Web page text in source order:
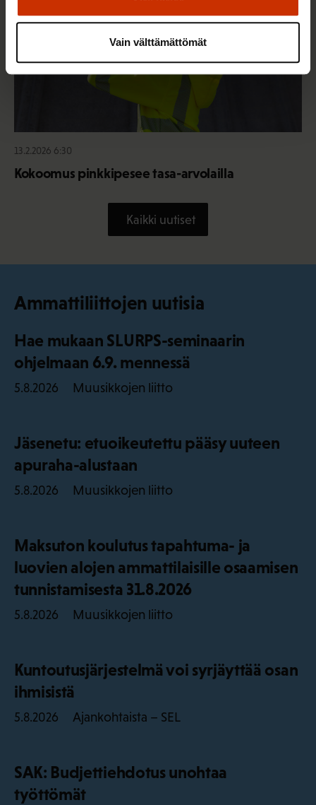
Vain välttämättömät
13.2.2026 6:30
Kokoomus pinkkipesee tasa-arvolailla
Kaikki uutiset
Ammattiliittojen uutisia
Hae mukaan SLURPS-seminaarin
ohjelmaan 6.9. mennessä
5.8.2026 Muusikkojen liitto
Jäsenetu: etuoikeutettu pääsy uuteen
apuraha-alustaan
5.8.2026 Muusikkojen liitto
Maksuton koulutus tapahtuma- ja
luovien alojen ammattilaisille osaamisen
tunnistamisesta 31.8.2026
5.8.2026 Muusikkojen liitto
Kuntoutusjärjestelmä voi syrjäyttää osan
ihmisistä
5.8.2026 Ajankohtaista – SEL
SAK: Budjettiehdotus unohtaa
työttömät